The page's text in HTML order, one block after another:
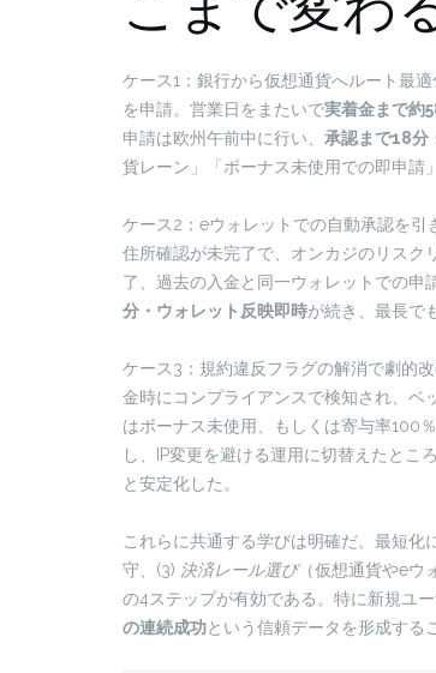
ケース1：銀行から仮想通貨へルート最
を申請。営業日をまたいで実着金まで約
申請は欧州午前中に行い、 承認まで18分
貨レーン」「ボーナス未使用での即申請
ケース2：eウォレットでの自動承認を
住所確認が未完了で、オンカジのリスク
了、過去の入金と同一ウォレットでの
分・ウォレット反映即時が続き、最長で
ケース3：規約違反フラグの解消で劇的
金時にコンプライアンスで検知され、
はボーナス未使用、もしくは寄与率100
し、IP変更を避ける運用に切替えたところ
と安定化した。
これらに共通する学びは明確だ。最短化
守、(3) 決済レール選び（仮想通貨やeウ
の4ステップが有効である。特に新規ユ
の連続成功という信頼データを形成する